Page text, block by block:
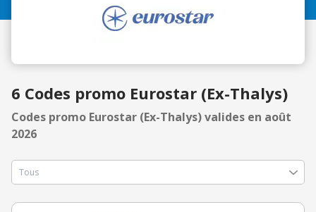
6 Codes promo Eurostar (Ex-Thalys)
Codes promo Eurostar (Ex-Thalys) valides en août
2026